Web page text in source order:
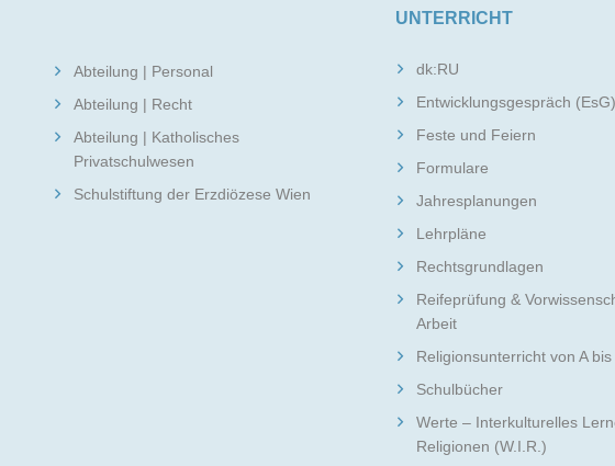
Abteilung | Personal
Abteilung | Recht
Abteilung | Katholisches
Privatschulwesen
Schulstiftung der Erzdiözese Wien
UNTERRICHT
dk:RU
Entwicklungsgespräch
Feste und Feiern
Formulare
Jahresplanungen
Lehrpläne
Rechtsgrundlagen
Reifeprüfung &
Arbeit
Religionsunterricht von A
Schulbücher
Werte – Interkulturelles
Religionen (W.I.R.)